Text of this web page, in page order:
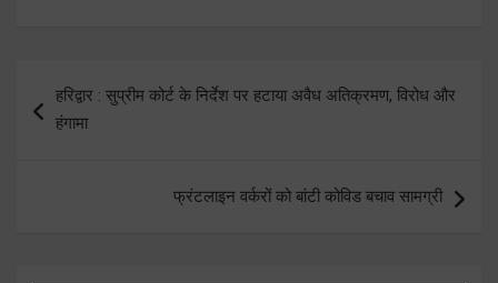
navigation
हरिद्वार : सुप्रीम कोर्ट के निर्देश पर हटाया अवैध अतिक्रमण, विरोध और
हंगामा
फ्रंटलाइन वर्करों को बांटी कोविड बचाव सामग्री